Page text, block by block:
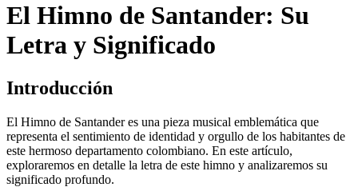
El Himno de Santander: Su
Letra y Significado
Introducción
El Himno de Santander es una pieza musical emblemática que
representa el sentimiento de identidad y orgullo de los habitantes de
este hermoso departamento colombiano. En este artículo,
exploraremos en detalle la letra de este himno y analizaremos su
significado profundo.